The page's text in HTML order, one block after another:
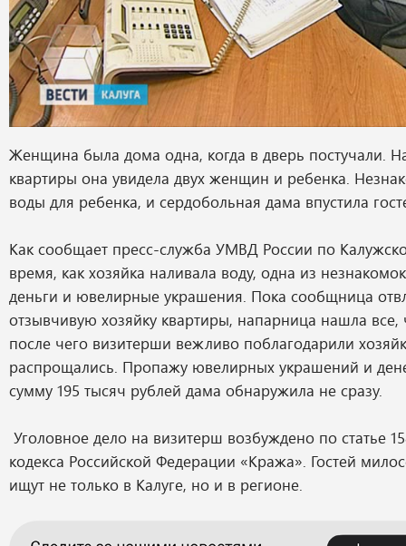
Женщина была дома одна, когда в дверь постучали.
квартиры она увидела двух женщин и ребенка.
воды для ребенка, и сердобольная дама впустила
Как сообщает пресс-служба УМВД России по
время, как хозяйка наливала воду, одна из
деньги и ювелирные украшения. Пока сообщница
отзывчивую хозяйку квартиры, напарница нашла все,
после чего визитерши вежливо поблагодарили
распрощались. Пропажу ювелирных украшений и
сумму 195 тысяч рублей дама обнаружила не сразу.
Уголовное дело на визитерш возбуждено по статье
кодекса Российской Федерации «Кража». Гостей
ищут не только в Калуге, но и в регионе.